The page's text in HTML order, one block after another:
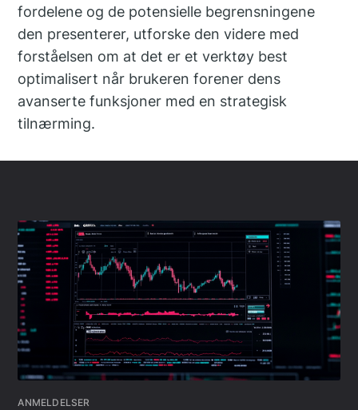
fordelene og de potensielle begrensningene
den presenterer, utforske den videre med
forståelsen om at det er et verktøy best
optimalisert når brukeren forener dens
avanserte funksjoner med en strategisk
tilnærming.
ANMELDELSER